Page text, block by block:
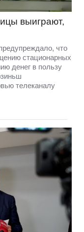
выиграют,
что
стационарных
денег в пользу
телеканалу